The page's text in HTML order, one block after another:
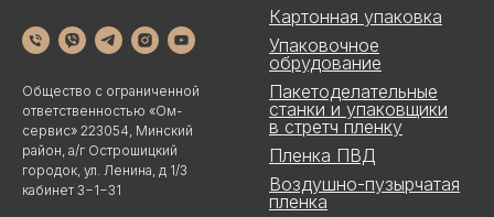
Общество с ограниченной
ответственностью «Ом-
сервис» 223054, Минский
район, а/г Острошицкий
городок, ул. Ленина, д 1/3
кабинет 3−1−31
Картонная упаковка
Упаковочное
обрудование
Пакетоделательные
станки и упаковщики
в стретч пленку
Пленка ПВД
Воздушно-пузырчатая
пленка